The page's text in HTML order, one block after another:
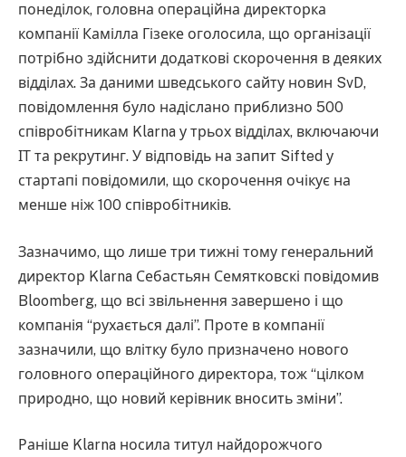
понеділок, головна операційна директорка
компанії Камілла Гізеке оголосила, що організації
потрібно здійснити додаткові скорочення в деяких
відділах. За даними шведського сайту новин SvD,
повідомлення було надіслано приблизно 500
співробітникам Klarna у трьох відділах, включаючи
ІТ та рекрутинг. У відповідь на запит Sifted у
стартапі повідомили, що скорочення очікує на
менше ніж 100 співробітників.
Зазначимо, що лише три тижні тому генеральний
директор Klarna Себастьян Семятковскі повідомив
Bloomberg, що всі звільнення завершено і що
компанія “рухається далі”. Проте в компанії
зазначили, що влітку було призначено нового
головного операційного директора, тож “цілком
природно, що новий керівник вносить зміни”.
Раніше Klarna носила титул найдорожчого